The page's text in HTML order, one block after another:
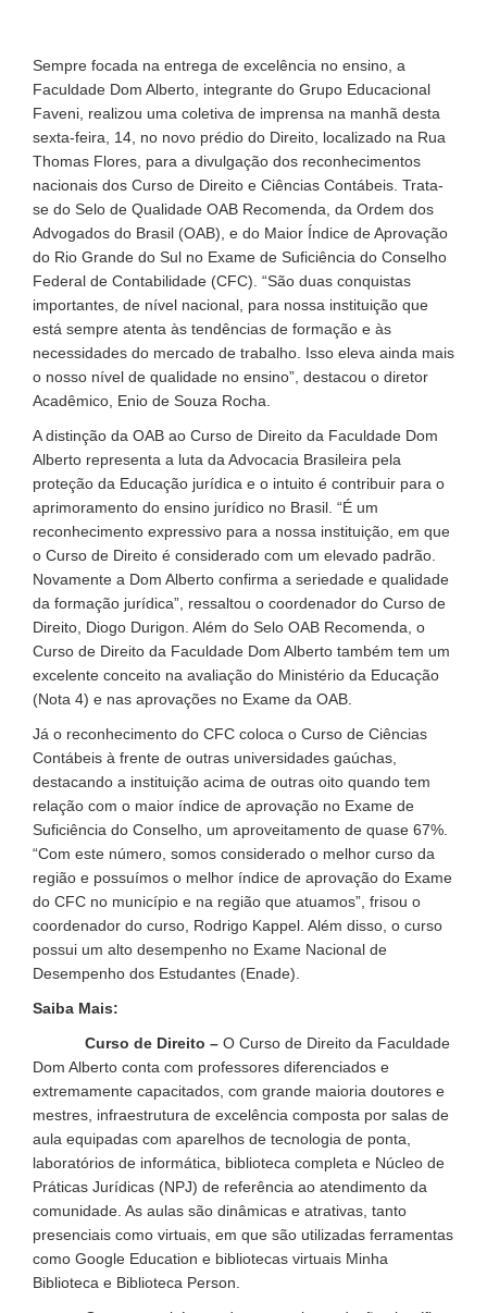
Sempre focada na entrega de excelência no ensino, a
Faculdade Dom Alberto, integrante do Grupo Educacional
Faveni, realizou uma coletiva de imprensa na manhã desta
sexta-feira, 14, no novo prédio do Direito, localizado na Rua
Thomas Flores, para a divulgação dos reconhecimentos
nacionais dos Curso de Direito e Ciências Contábeis. Trata-
se do Selo de Qualidade OAB Recomenda, da Ordem dos
Advogados do Brasil (OAB), e do Maior Índice de Aprovação
do Rio Grande do Sul no Exame de Suficiência do Conselho
Federal de Contabilidade (CFC). “São duas conquistas
importantes, de nível nacional, para nossa instituição que
está sempre atenta às tendências de formação e às
necessidades do mercado de trabalho. Isso eleva ainda mais
o nosso nível de qualidade no ensino”, destacou o diretor
Acadêmico, Enio de Souza Rocha.
A distinção da OAB ao Curso de Direito da Faculdade Dom
Alberto representa a luta da Advocacia Brasileira pela
proteção da Educação jurídica e o intuito é contribuir para o
aprimoramento do ensino jurídico no Brasil. “É um
reconhecimento expressivo para a nossa instituição, em que
o Curso de Direito é considerado com um elevado padrão.
Novamente a Dom Alberto confirma a seriedade e qualidade
da formação jurídica”, ressaltou o coordenador do Curso de
Direito, Diogo Durigon. Além do Selo OAB Recomenda, o
Curso de Direito da Faculdade Dom Alberto também tem um
excelente conceito na avaliação do Ministério da Educação
(Nota 4) e nas aprovações no Exame da OAB.
Já o reconhecimento do CFC coloca o Curso de Ciências
Contábeis à frente de outras universidades gaúchas,
destacando a instituição acima de outras oito quando tem
relação com o maior índice de aprovação no Exame de
Suficiência do Conselho, um aproveitamento de quase 67%.
“Com este número, somos considerado o melhor curso da
região e possuímos o melhor índice de aprovação do Exame
do CFC no município e na região que atuamos”, frisou o
coordenador do curso, Rodrigo Kappel. Além disso, o curso
possui um alto desempenho no Exame Nacional de
Desempenho dos Estudantes (Enade).
Saiba Mais:
Curso de Direito – O Curso de Direito da Faculdade
Dom Alberto conta com professores diferenciados e
extremamente capacitados, com grande maioria doutores e
mestres, infraestrutura de excelência composta por salas de
aula equipadas com aparelhos de tecnologia de ponta,
laboratórios de informática, biblioteca completa e Núcleo de
Práticas Jurídicas (NPJ) de referência ao atendimento da
comunidade. As aulas são dinâmicas e atrativas, tanto
presenciais como virtuais, em que são utilizadas ferramentas
como Google Education e bibliotecas virtuais Minha
Biblioteca e Biblioteca Person.